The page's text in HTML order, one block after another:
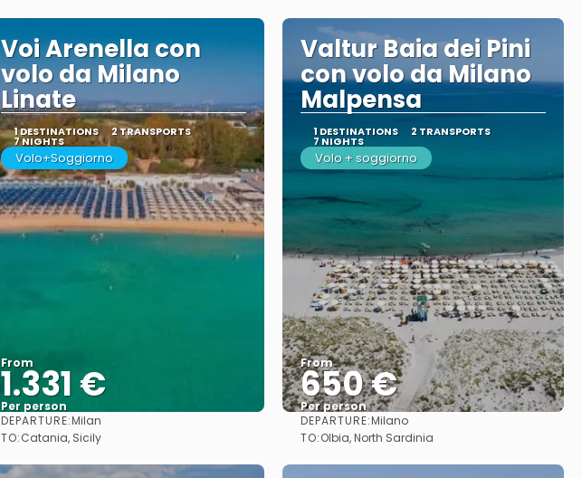
Voi Arenella con
volo da Milano
Linate
1 DESTINATIONS 2 TRANSPORTS
7 NIGHTS
Volo+Soggiorno
From
1.331 €
Per person
DEPARTURE:Milan
TO:Catania, Sicily
Valtur Baia dei Pini
con volo da Milano
Malpensa
1 DESTINATIONS 2 TRANSPORTS
7 NIGHTS
Volo + soggiorno
From
650 €
Per person
See
DEPARTURE:Milano
TO:Olbia, North Sardinia